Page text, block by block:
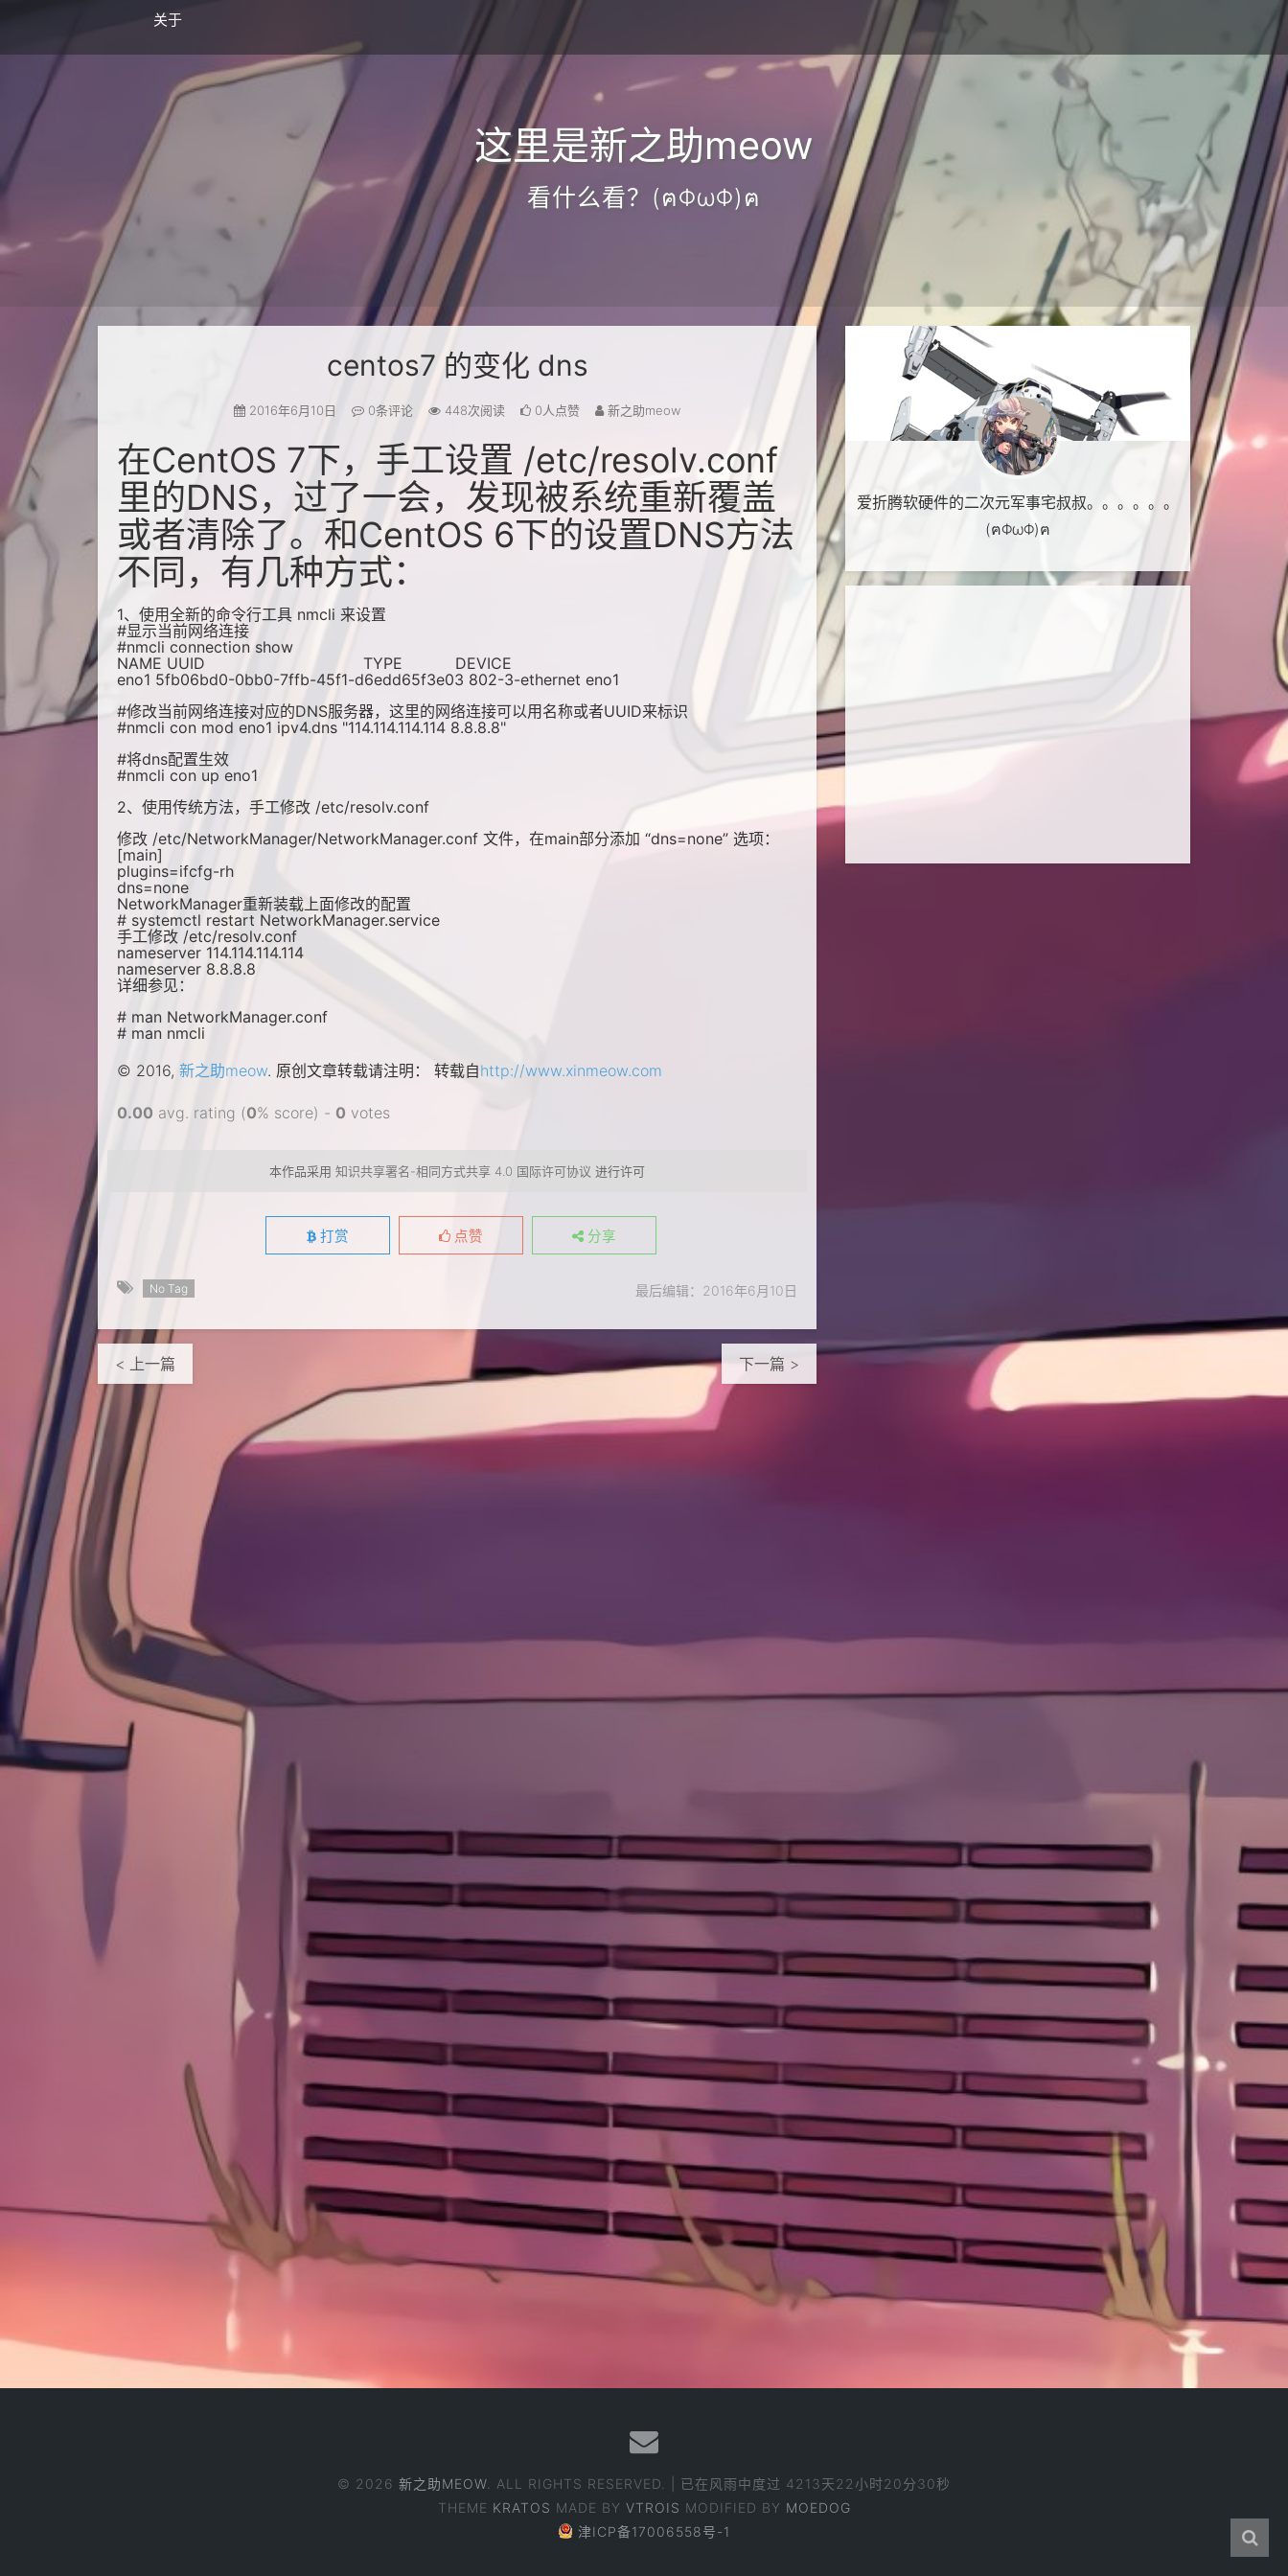
关于
这里是新之助meow
看什么看？(ฅΦωΦ)ฅ
centos7 的变化 dns
2016年6月10日 0条评论 448次阅读 0人点赞 新之助meow
在CentOS 7下，手工设置 /etc/resolv.conf
里的DNS，过了一会，发现被系统重新覆盖
或者清除了。和CentOS 6下的设置DNS方法
不同，有几种方式：
1、使用全新的命令行工具 nmcli 来设置
#显示当前网络连接
#nmcli connection show
NAME UUID TYPE DEVICE
eno1 5fb06bd0-0bb0-7ffb-45f1-d6edd65f3e03 802-3-ethernet eno1
#修改当前网络连接对应的DNS服务器，这里的网络连接可以用名称或者UUID来标识
#nmcli con mod eno1 ipv4.dns "114.114.114.114 8.8.8.8"
#将dns配置生效
#nmcli con up eno1
2、使用传统方法，手工修改 /etc/resolv.conf
修改 /etc/NetworkManager/NetworkManager.conf 文件，在main部分添加 “dns=none” 选项：
[main]
plugins=ifcfg-rh
dns=none
NetworkManager重新装载上面修改的配置
# systemctl restart NetworkManager.service
手工修改 /etc/resolv.conf
nameserver 114.114.114.114
nameserver 8.8.8.8
详细参见：
# man NetworkManager.conf
# man nmcli
© 2016, 新之助meow. 原创文章转载请注明： 转载自http://www.xinmeow.com
0.00 avg. rating (0% score) - 0 votes
本作品采用 知识共享署名-相同方式共享 4.0 国际许可协议 进行许可
打赏 点赞 分享
No Tag 最后编辑：2016年6月10日
< 上一篇 下一篇 >
爱折腾软硬件的二次元军事宅叔叔。。。。。。
(ฅΦωΦ)ฅ
© 2026新之助MEOW . ALL RIGHTS RESERVED. | 已在风雨中度过4213天22小时20分31秒
THEME KRATOS MADE BY VTROIS MODIFIED BY MOEDOG
津ICP备17006558号-1